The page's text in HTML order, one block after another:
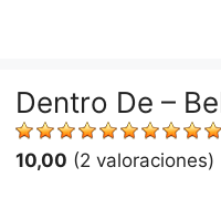
Dentro De –
10,00 (2 valoraciones)